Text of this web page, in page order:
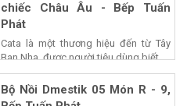
chiếc Châu Âu - Bếp Tuấn
Phát
Cata là một thương hiệu đến từ Tây
Ban Nha, được người tiêu dùng biết...
Bộ Nồi Dmestik 05 Món R - 9,